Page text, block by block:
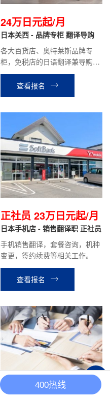
24万日元起/月
日本关西 - 品牌专柜 翻译导购
各大百货店、奥特莱斯品牌专
柜，免税店的日语翻译兼导购等
工作。
查看报名
正社员 23万日元起/月
日本手机店 - 销售翻译职 正社员
手机销售翻译，套餐咨询，机种
变更，签约续费等相关工作。
查看报名
+
400热线